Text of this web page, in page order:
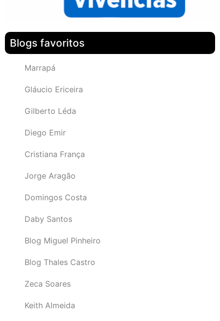
Blogs favoritos
Marrapá
Gláucio Ericeira
Gilberto Léda
Diego Emir
Cristiana França
Jorge Aragão
Domingos Costa
Daby Santos
Blog Miguel Pinheiro
Blog Thales Castro
Zeca Soares
Keith Almeida